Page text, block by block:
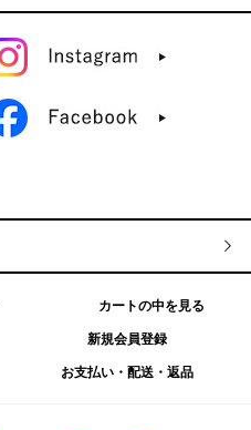
カートの中を見る
新規会員登録
お支払い・配送・返品